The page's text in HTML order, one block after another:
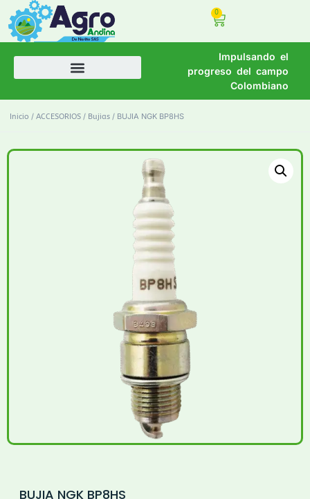
0
Impulsando el
progreso del campo
Colombiano
Inicio / ACCESORIOS / Bujias / BUJIA NGK BP8HS
BUJIA NGK BP8HS